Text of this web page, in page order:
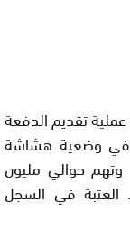
تقديم الدفعة
في وضعية هشاشة
دجنبر الفائت، وتهم حوالي مليون
العتبة في السجل